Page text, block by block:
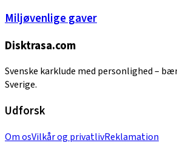
Miljøvenlige gaver
Disktrasa.com
Svenske karklude med personlighed –
Sverige.
Udforsk
Om osVilkår og privatlivReklamation